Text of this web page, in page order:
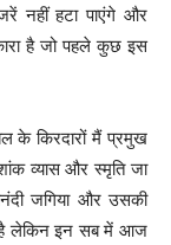
नहीं हटा पाएंगे और
है जो पहले कुछ इस
के किरदारों मैं प्रमुख
व्यास और स्मृति जा
जगिया और उसकी
है लेकिन इन सब में आज